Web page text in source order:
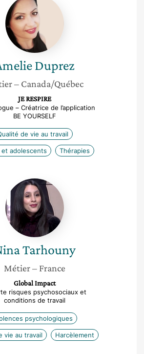
Duprez
Duprez
– Canada/Québec
JE RESPIRE
– Créatrice de l’application
BE YOURSELF
de vie au travail
et adolescents Thérapies
Nina
Tarhouny
Tarhouny
Métier– France
Global Impact
risques psychosociaux et
conditions de travail
psychologiques
vie au travail Harcèlement